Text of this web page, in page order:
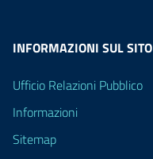
INFORMAZIONI SUL SITO
Ufficio Relazioni Pubblico
Informazioni
Sitemap